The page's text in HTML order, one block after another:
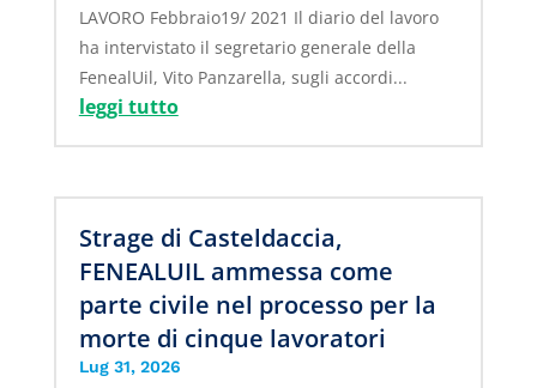
LAVORO Febbraio19/ 2021 Il diario del lavoro
ha intervistato il segretario generale della
FenealUil, Vito Panzarella, sugli accordi...
leggi tutto
Strage di Casteldaccia,
FENEALUIL ammessa come
parte civile nel processo per la
morte di cinque lavoratori
Lug 31, 2026